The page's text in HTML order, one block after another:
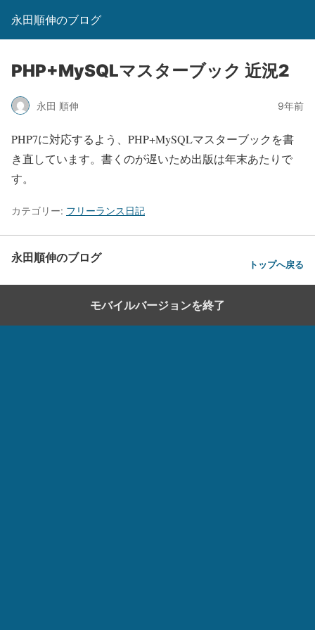
永田順伸のブログ
PHP+MySQLマスターブック 近況2
永田 順伸 9年前
PHP7に対応するよう、PHP+MySQLマスターブックを書
き直しています。書くのが遅いため出版は年末あたりで
す。
カテゴリー: フリーランス日記
永田順伸のブログ トップへ戻る
モバイルバージョンを終了